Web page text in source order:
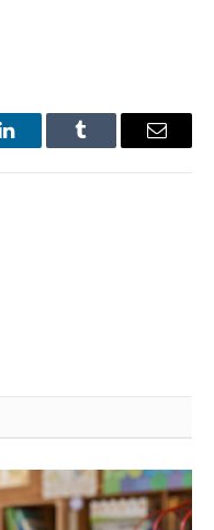
LinkedInTumblr Email